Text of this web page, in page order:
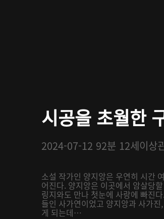
시공을 초월한
2024-07-12 92분 12세이상
소설 작가인 양지앙은 우연히 시간
어진다. 양지앙은 이곳에서 암살당
링지와도 만나 첫눈에 사랑에 빠진
들인 사가연이었고 양지앙과 사가
게 되는데…